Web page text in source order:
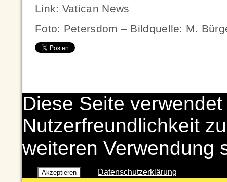
Link: Vatican News
Foto: Petersdom – Bildquelle: M.
Diese Seite
Nutzerfreundlichkeit
weiteren Verwendung
Akzeptieren Datenschutzerklärung